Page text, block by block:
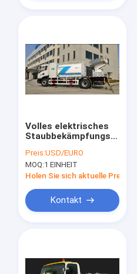
Volles elektrisches
Staubbekämpfungs-
Staubbekämpfung
Preis:USD/EURO
MOQ:1 EINHEIT
Holen Sie sich aktuelle Preis
Kontakt